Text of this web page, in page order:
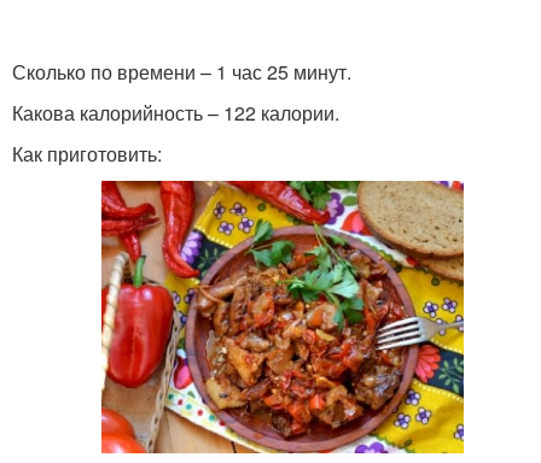
Сколько по времени – 1 час 25 минут.
Какова калорийность – 122 калории.
Как приготовить: